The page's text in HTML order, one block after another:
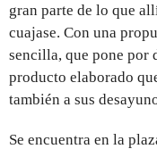
gran parte de lo que
cuajase. Con una
sencilla, que pone por
producto elaborado
también a sus
Se encuentra en la